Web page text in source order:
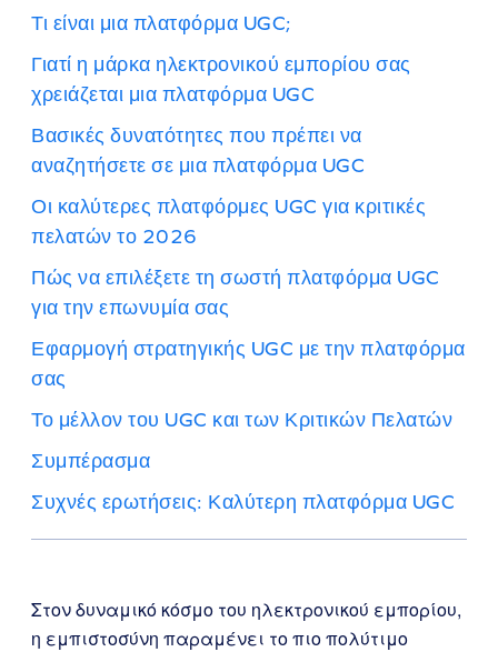
Τι είναι μια πλατφόρμα UGC;
Γιατί η μάρκα ηλεκτρονικού εμπορίου σας
χρειάζεται μια πλατφόρμα UGC
Βασικές δυνατότητες που πρέπει να
αναζητήσετε σε μια πλατφόρμα UGC
Οι καλύτερες πλατφόρμες UGC για κριτικές
πελατών το 2026
Πώς να επιλέξετε τη σωστή πλατφόρμα UGC
για την επωνυμία σας
Εφαρμογή στρατηγικής UGC με την πλατφόρμα
σας
Το μέλλον του UGC και των Κριτικών Πελατών
Συμπέρασμα
Συχνές ερωτήσεις: Καλύτερη πλατφόρμα UGC
Στον δυναμικό κόσμο του ηλεκτρονικού εμπορίου,
η εμπιστοσύνη παραμένει το πιο πολύτιμο